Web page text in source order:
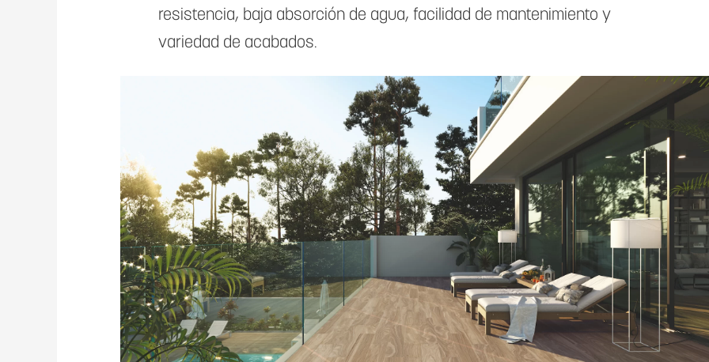
resistencia, baja absorción de agua, facilidad de mantenimiento y
variedad de acabados.